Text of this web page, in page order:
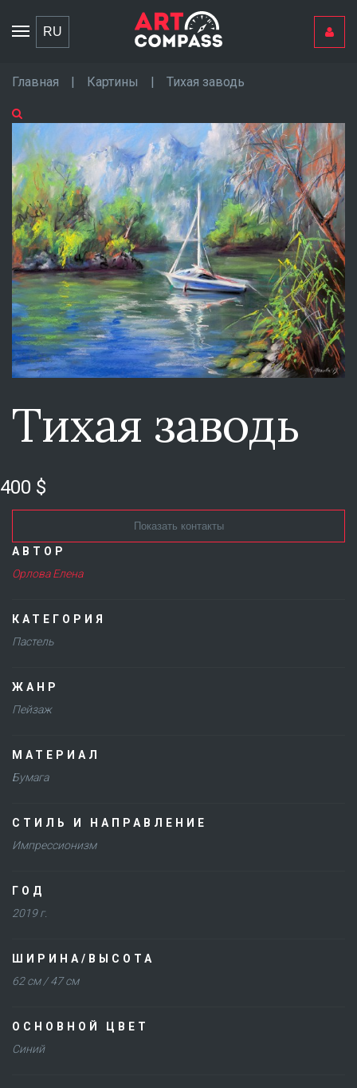
Toggle
navigation
RU
Главная | Картины | Тихая заводь
Тихая заводь
400 $
Показать контакты
АВТОР
Орлова Елена
КАТЕГОРИЯ
Пастель
ЖАНР
Пейзаж
МАТЕРИАЛ
Бумага
СТИЛЬ И НАПРАВЛЕНИЕ
Импрессионизм
ГОД
2019 г.
ШИРИНА/ВЫСОТА
62 см / 47 см
ОСНОВНОЙ ЦВЕТ
Синий